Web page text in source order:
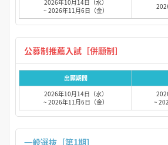
2026年10月14日（水）
~ 2026年11月6日（金）
出願期間
2026年10月14日（水）
~ 2026年11月6日（金）
~